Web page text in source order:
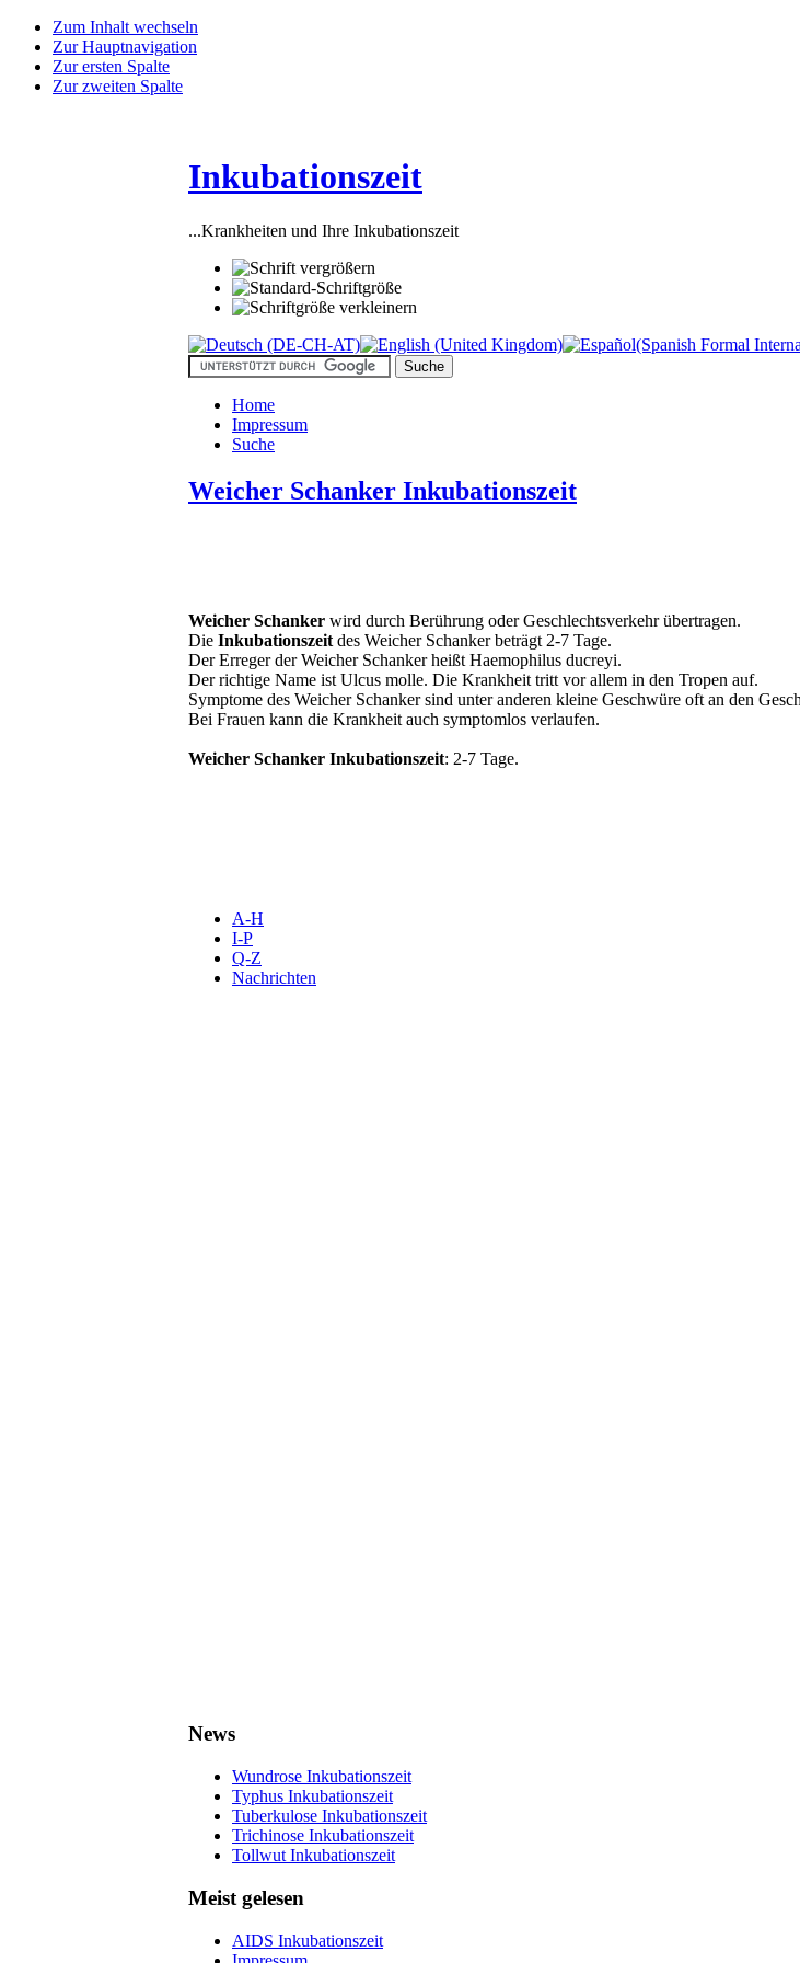
Zum Inhalt wechseln
Zur Hauptnavigation
Zur ersten Spalte
Zur zweiten Spalte
Inkubationszeit
...Krankheiten und Ihre Inkubationszeit
Home
Impressum
Suche
Weicher Schanker Inkubationszeit
Weicher Schanker wird durch Berührung oder Geschlechtsverkehr übertragen.
Die Inkubationszeit des Weicher Schanker beträgt 2-7 Tage.
Der Erreger der Weicher Schanker heißt Haemophilus ducreyi.
Der richtige Name ist Ulcus molle. Die Krankheit tritt vor allem in den Tropen auf.
Symptome des Weicher Schanker sind unter anderen kleine Geschwüre oft an den
Bei Frauen kann die Krankheit auch symptomlos verlaufen.
Weicher Schanker Inkubationszeit: 2-7 Tage.
A-H
I-P
Q-Z
Nachrichten
News
Wundrose Inkubationszeit
Typhus Inkubationszeit
Tuberkulose Inkubationszeit
Trichinose Inkubationszeit
Tollwut Inkubationszeit
Meist gelesen
AIDS Inkubationszeit